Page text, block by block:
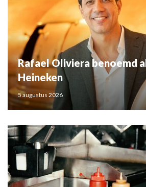
Rafael Oliviera benoemd
Heineken
5 augustus 2026